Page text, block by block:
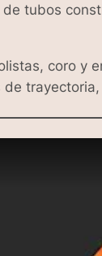
tubos
coro y